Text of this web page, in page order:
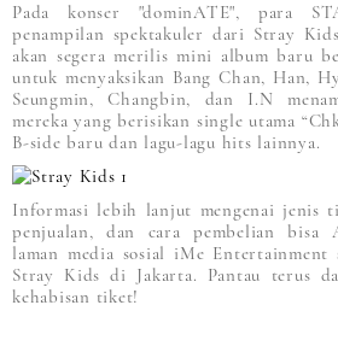
Pada konser "dominATE", para
penampilan spektakuler dari Stray
akan segera merilis mini album baru
untuk menyaksikan Bang Chan, Han,
Seungmin, Changbin, dan I.N
mereka yang berisikan single utama
B-side baru dan lagu-lagu hits lainnya.
Informasi lebih lanjut mengenai jenis
penjualan, dan cara pembelian bisa
laman media sosial iMe Entertainment
Stray Kids di Jakarta. Pantau terus
kehabisan tiket!